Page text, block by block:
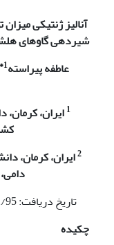
آنالیز ژنتیکی
شیردهی گاوهای
عاطفه پیراسته1*
1ایران،
2ایران، کرمان،
تاریخ دریافت: 28/12/95 تاریخ پذیرش: 16/11/96
چکیده